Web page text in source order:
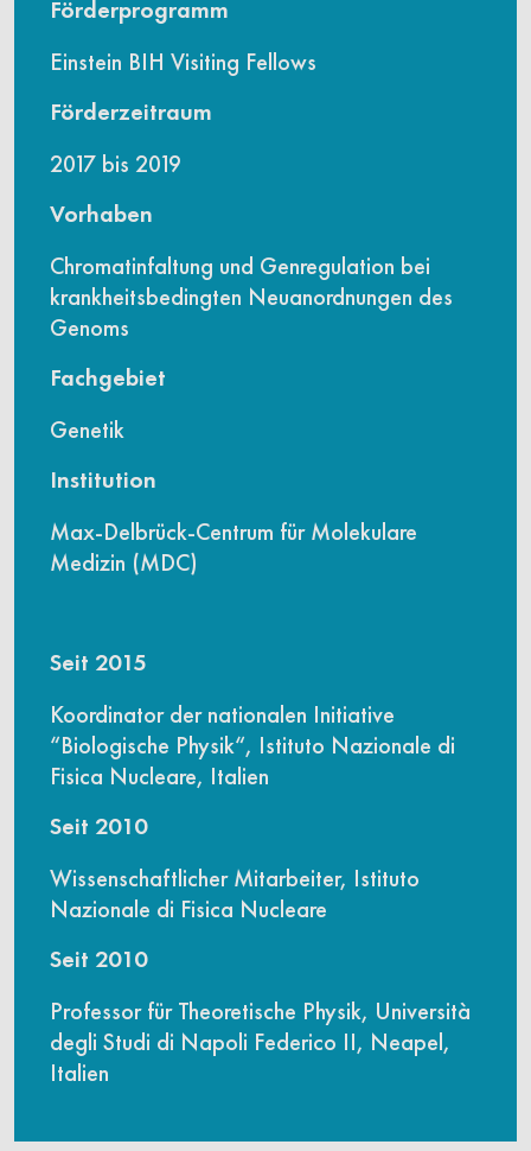
Förderprogramm
Einstein BIH Visiting Fellows
Förderzeitraum
2017 bis 2019
Vorhaben
Chromatinfaltung und Genregulation bei
krankheitsbedingten Neuanordnungen des
Genoms
Fachgebiet
Genetik
Institution
Max-Delbrück-Centrum für Molekulare
Medizin (MDC)
Seit 2015
Koordinator der nationalen Initiative
“Biologische Physik“, Istituto Nazionale di
Fisica Nucleare, Italien
Seit 2010
Wissenschaftlicher Mitarbeiter, Istituto
Nazionale di Fisica Nucleare
Seit 2010
Professor für Theoretische Physik, Università
degli Studi di Napoli Federico II, Neapel,
Italien